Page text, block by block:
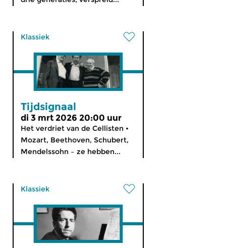
Klassiek
Tijdsignaal
di 3 mrt 2026 20:00 uur
Het verdriet van de Cellisten •
Mozart, Beethoven, Schubert,
Mendelssohn – ze hebben...
Klassiek